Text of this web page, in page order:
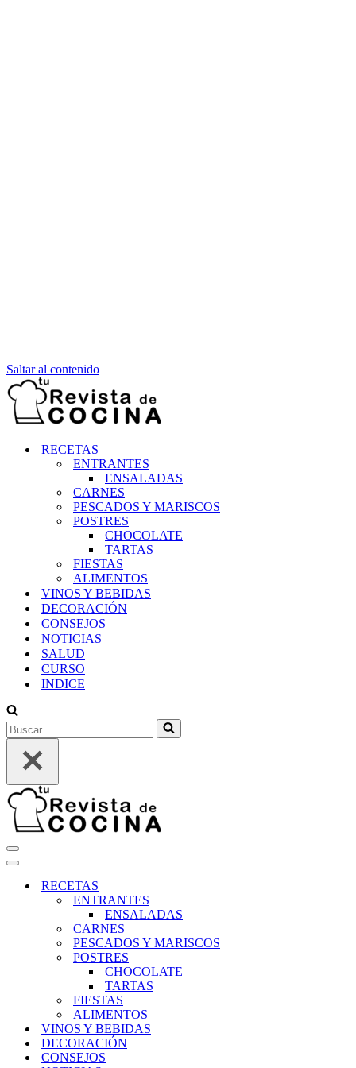
Saltar al contenido
RECETAS
ENTRANTES
ENSALADAS
CARNES
PESCADOS Y MARISCOS
POSTRES
CHOCOLATE
TARTAS
FIESTAS
ALIMENTOS
VINOS Y BEBIDAS
DECORACIÓN
CONSEJOS
NOTICIAS
SALUD
CURSO
INDICE
Buscar...
Menú
de
Menú
navegaciónRECETAS
ENTRANTES
ENSALADAS
CARNES
PESCADOS Y MARISCOS
POSTRES
CHOCOLATE
TARTAS
FIESTAS
ALIMENTOS
VINOS Y BEBIDAS
DECORACIÓN
CONSEJOS